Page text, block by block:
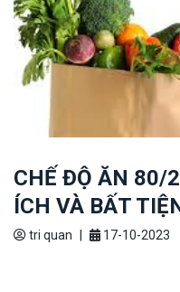
CHẾ ĐỘ ĂN 80/
ÍCH VÀ BẤT
tri quan 17-10-2023